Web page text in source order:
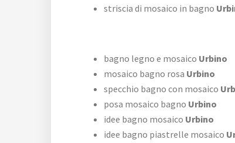
striscia di mosaico in bagno
bagno legno e mosaico Urbino
mosaico bagno rosa Urbino
specchio bagno con mosaico
posa mosaico bagno Urbino
idee bagno mosaico Urbino
idee bagno piastrelle mosaico